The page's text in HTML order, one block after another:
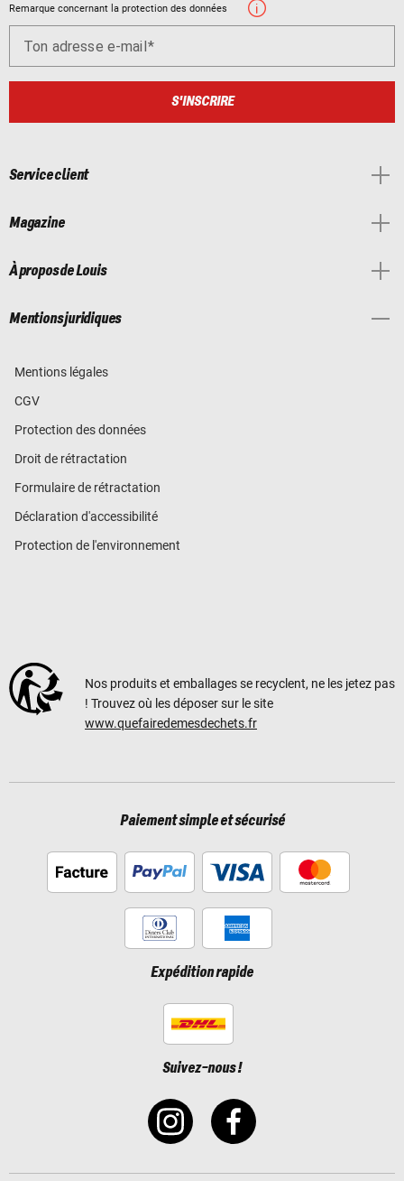
Remarque concernant la protection des données
Ton adresse e-mail
S'INSCRIRE
Service client
Magazine
À propos de Louis
Mentions juridiques
Mentions légales
CGV
Protection des données
Droit de rétractation
Formulaire de rétractation
Déclaration d'accessibilité
Protection de l'environnement
Nos produits et emballages se recyclent, ne les jetez pas
! Trouvez où les déposer sur le site
www.quefairedemesdechets.fr
Paiement simple et sécurisé
Expédition rapide
Suivez-nous !